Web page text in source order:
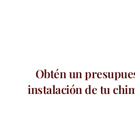
Obtén un
instalación de tu